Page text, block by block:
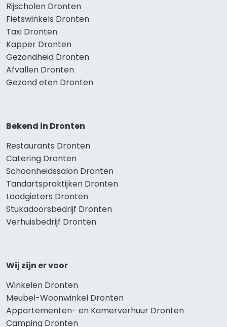
Rijscholen Dronten
Fietswinkels Dronten
Taxi Dronten
Kapper Dronten
Gezondheid Dronten
Afvallen Dronten
Gezond eten Dronten
Bekend in Dronten
Restaurants Dronten
Catering Dronten
Schoonheidssalon Dronten
Tandartspraktijken Dronten
Loodgieters Dronten
Stukadoorsbedrijf Dronten
Verhuisbedrijf Dronten
Wij zijn er voor
Winkelen Dronten
Meubel-Woonwinkel Dronten
Appartementen- en Kamerverhuur Dronten
Camping Dronten